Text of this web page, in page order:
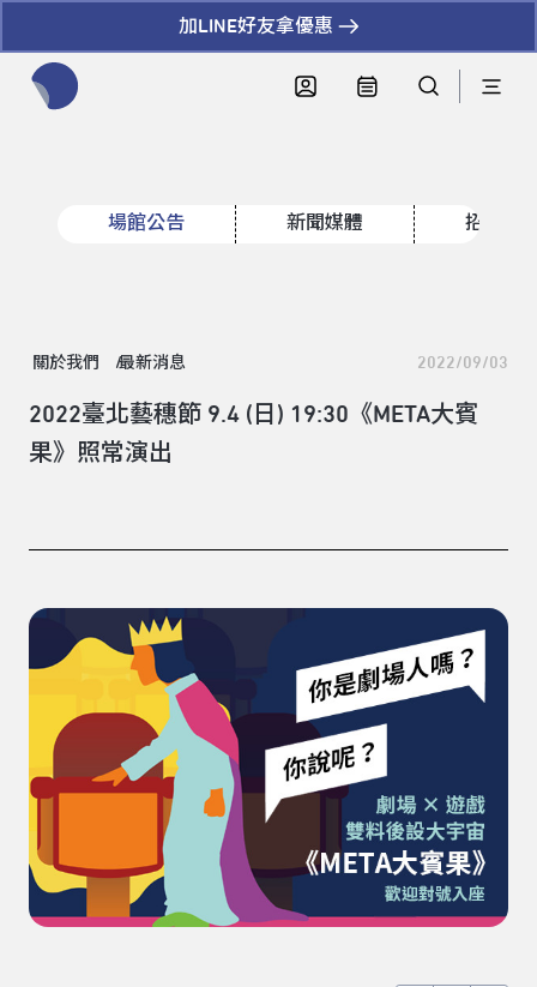
加LINE好友拿優惠
場館公告 新聞媒體 招標資
關於我們 最新消息 2022/09/03
2022臺北藝穗節 9.4 (日) 19:30《META大賓
果》照常演出